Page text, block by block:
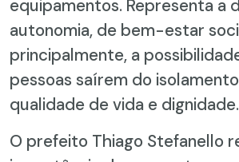
equipamentos. Representa a
autonomia, de bem-estar
principalmente, a
pessoas saírem do
qualidade de vida e
O prefeito Thiago Stefanello